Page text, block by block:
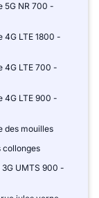
5G NR 700 -
4G LTE 1800 -
4G LTE 700 -
4G LTE 900 -
des mouilles
collonges
UMTS 900 -